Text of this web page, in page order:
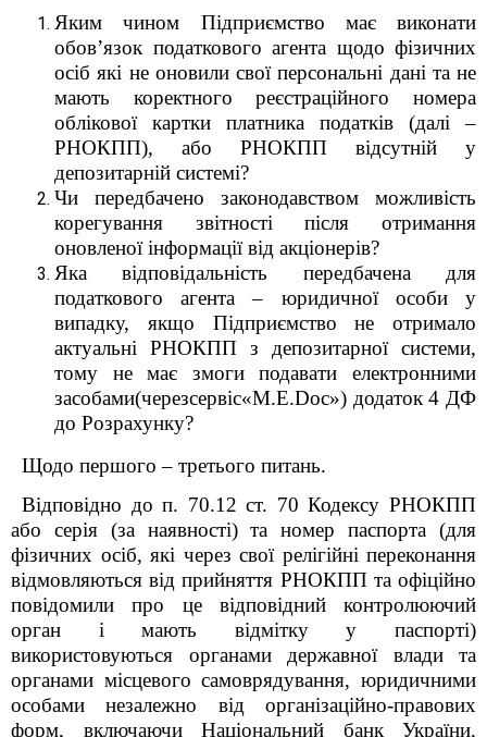
Яким чином Підприємство має виконати
обов’язок податкового агента щодо фізичних
осіб які не оновили свої персональні дані та не
мають коректногореєстраційного номера
облікової картки платника податків (далі –
РНОКПП), або РНОКПП відсутній у
депозитарній системі?
Чи передбачено законодавством можливість
корегування звітності після отримання
оновленої інформації від акціонерів?
Яка відповідальність передбачена для
податкового агента – юридичної особи у
випадку, якщо Підприємство не отримало
актуальні РНОКПП з депозитарної системи,
тому не має змоги подавати електронними
засобами(черезсервіс«M.E.Doc») додаток 4 ДФ
до Розрахунку?
Щодо першого– третього питань.
Відповідно до п. 70.12 ст. 70 Кодексу РНОКПП
або серія (за наявності) та номер паспорта (для
фізичних осіб, які через свої релігійні переконання
відмовляються від прийняття РНОКПП та офіційно
повідомили про це відповідний контролюючий
орган і мають відмітку у паспорті)
використовуються органами державної влади та
органами місцевого самоврядування, юридичними
особами незалежно від організаційно-правових
форм, включаючи Національний банк України,